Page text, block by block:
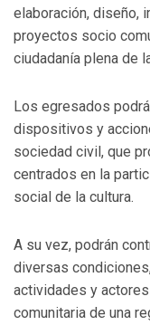
elaboración, diseño,
proyectos socio
ciudadanía plena de
Los egresados
dispositivos y
sociedad civil, que
centrados en la
social de la cultura.
A su vez, podrán
diversas
actividades y
comunitaria de una